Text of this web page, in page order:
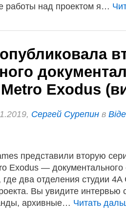
работы над проектом я…
Exodus
Сергей Сурепин в
представили вторую
Exodus —
два отделения студии 4A
Вы увидите
архивные… Читать